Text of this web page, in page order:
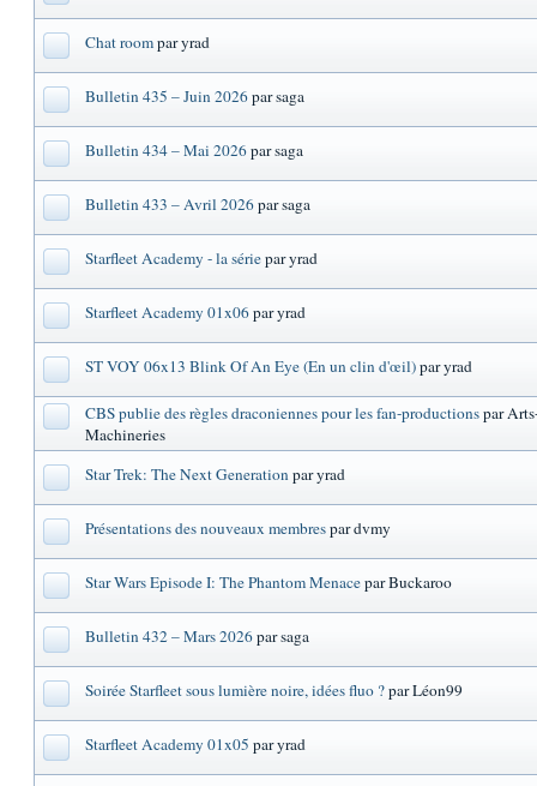
Chat roompar yrad
Bulletin 435 – Juin 2026par saga
Bulletin 434 – Mai 2026par saga
Bulletin 433 – Avril 2026par saga
Starfleet Academy - la sériepar yrad
Starfleet Academy 01x06par yrad
ST VOY 06x13 Blink Of An Eye (En un clin d'œil)par yrad
CBS publie des règles draconiennes pour les fan-productionspar
Machineries
Star Trek: The Next Generationpar yrad
Présentations des nouveaux membrespar dvmy
Star Wars Episode I: The Phantom Menacepar Buckaroo
Bulletin 432 – Mars 2026par saga
Soirée Starfleet sous lumière noire, idées fluo ?par Léon99
Starfleet Academy 01x05 par yrad